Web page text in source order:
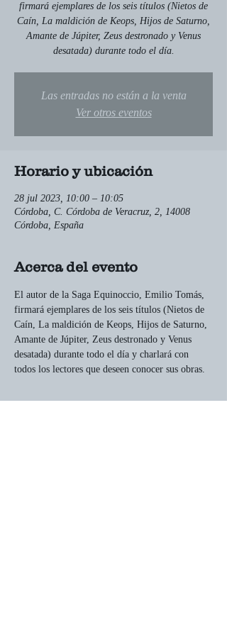
firmará ejemplares de los seis títulos (Nietos de
Caín, La maldición de Keops, Hijos de Saturno,
Amante de Júpiter, Zeus destronado y Venus
desatada) durante todo el día.
Las entradas no están a la venta
Ver otros eventos
Horario y ubicación
28 jul 2023, 10:00 – 10:05
Córdoba, C. Córdoba de Veracruz, 2, 14008
Córdoba, España
Acerca del evento
El autor de la Saga Equinoccio, Emilio Tomás,
firmará ejemplares de los seis títulos (Nietos de
Caín, La maldición de Keops, Hijos de Saturno,
Amante de Júpiter, Zeus destronado y Venus
desatada) durante todo el día y charlará con
todos los lectores que deseen conocer sus obras.